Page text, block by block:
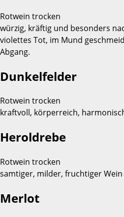
Rotwein trocken
würzig, kräftig und besonders
violettes Tot, im Mund
Abgang.
Dunkelfelder
Rotwein trocken
kraftvoll, körperreich,
Heroldrebe
Rotwein trocken
samtiger, milder, fruchtiger
Merlot